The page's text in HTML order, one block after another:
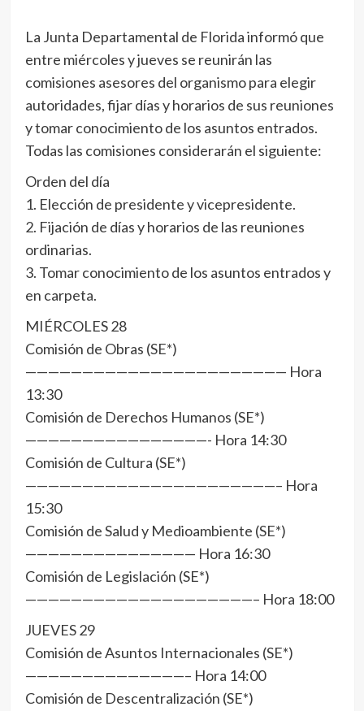
La Junta Departamental de Florida informó que
entre miércoles y jueves se reunirán las
comisiones asesores del organismo para elegir
autoridades, fijar días y horarios de sus reuniones
y tomar conocimiento de los asuntos entrados.
Todas las comisiones considerarán el siguiente:
Orden del día
1. Elección de presidente y vicepresidente.
2. Fijación de días y horarios de las reuniones
ordinarias.
3. Tomar conocimiento de los asuntos entrados y
en carpeta.
MIÉRCOLES 28
Comisión de Obras (SE*)
——————————————————————— Hora
13:30
Comisión de Derechos Humanos (SE*)
————————————————- Hora 14:30
Comisión de Cultura (SE*)
——————————————————————– Hora
15:30
Comisión de Salud y Medioambiente (SE*)
——————————————— Hora 16:30
Comisión de Legislación (SE*)
————————————————————– Hora 18:00
JUEVES 29
Comisión de Asuntos Internacionales (SE*)
——————————————– Hora 14:00
Comisión de Descentralización (SE*)